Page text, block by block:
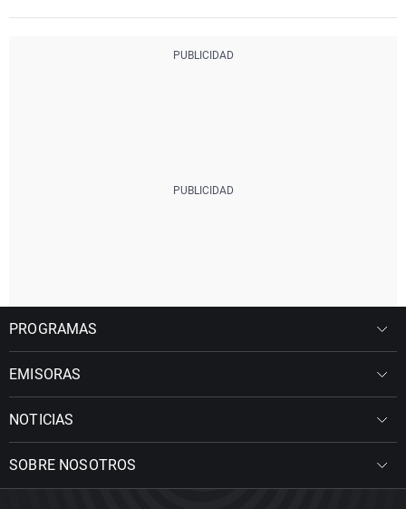
PROGRAMAS
EMISORAS
NOTICIAS
SOBRE NOSOTROS